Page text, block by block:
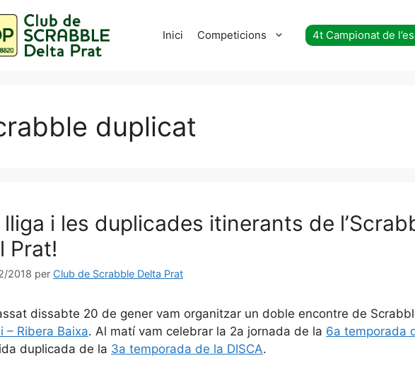
Inici Competicions 4t Campionat de
duplicat
lliga i les duplicades itinerants de
Prat!
2018 per Club de Scrabble Delta Prat
dissabte 20 de gener vam organitzar un doble encontre de
– Ribera Baixa. Al matí vam celebrar la 2a jornada de la 6a temporada
duplicada de la 3a temporada de la DISCA.